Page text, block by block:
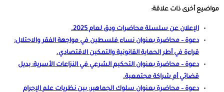
مواضيع أخرى ذات علاقة:
الإعلان عن سلسلة محاضرات ودق لعام 2025
.
دعوة – محاضرة بعنوان نساء فلسطين في مواجهة الفقر والاحتلال:
قراءة في أطر الحماية القانونية والتمكين الاقتصادي.
دعوة – محاضرة بعنوان التحكيم الشرعي في النزاعات الأسرية: بديل
قضائي أم شراكة مجتمعية.
دعوة – محاضرة بعنوان سلوك الجماهير: بين نظريات علم الإجرام